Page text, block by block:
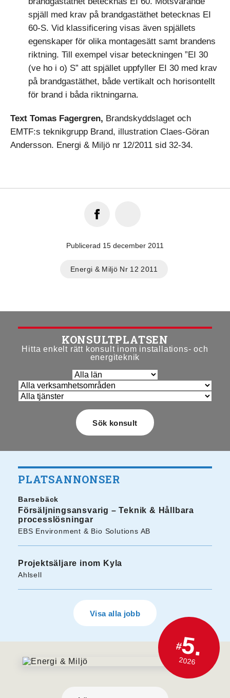
spjäll med krav på brandgastäthet betecknas EI
60-S. Vid klassificering visas även spjällets
egenskaper för olika montagesätt samt brandens
riktning. Till exempel visar beteckningen ”EI 30
(ve ho i o) S” att spjället uppfyller EI 30 med krav
på brandgastäthet, både vertikalt och horisontellt
för brand i båda riktningarna.
Text Tomas Fagergren, Brandskyddslaget och
EMTF:s teknikgrupp Brand, illustration Claes-Göran
Andersson. Energi & Miljö nr 12/2011 sid 32-34.
Publicerad 15 december 2011
Energi & Miljö Nr 12 2011
KONSULTPLATSEN
Hitta enkelt rätt konsult inom installations- och
energiteknik
PLATSANNONSER
Barsebäck
Försäljningsansvarig – Teknik & Hållbara
processlösningar
EBS Environment & Bio Solutions AB
Projektsäljare inom Kyla
Ahlsell
Visa alla jobb
#5.
2026